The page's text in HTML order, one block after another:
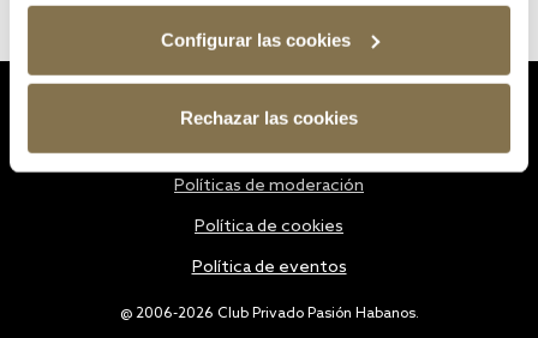
Configurar las cookies
Rechazar las cookies
@ 2006-2026 Club Privado Pasión Habanos.
Políticas de moderación
Política de cookies
Política de eventos